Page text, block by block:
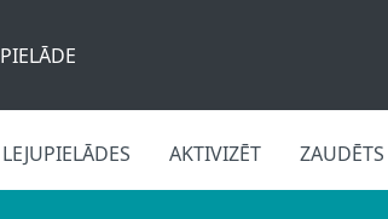
LEJUPIELĀDES AKTIVIZĒT